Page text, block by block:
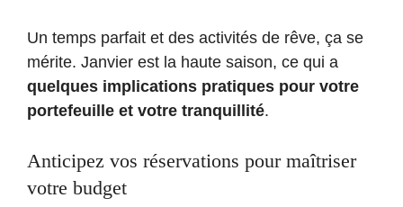
Un temps parfait et des activités de rêve, ça se
mérite. Janvier est la haute saison, ce qui a
quelques implications pratiques pour votre
portefeuille et votre tranquillité.
Anticipez vos réservations pour maîtriser
votre budget